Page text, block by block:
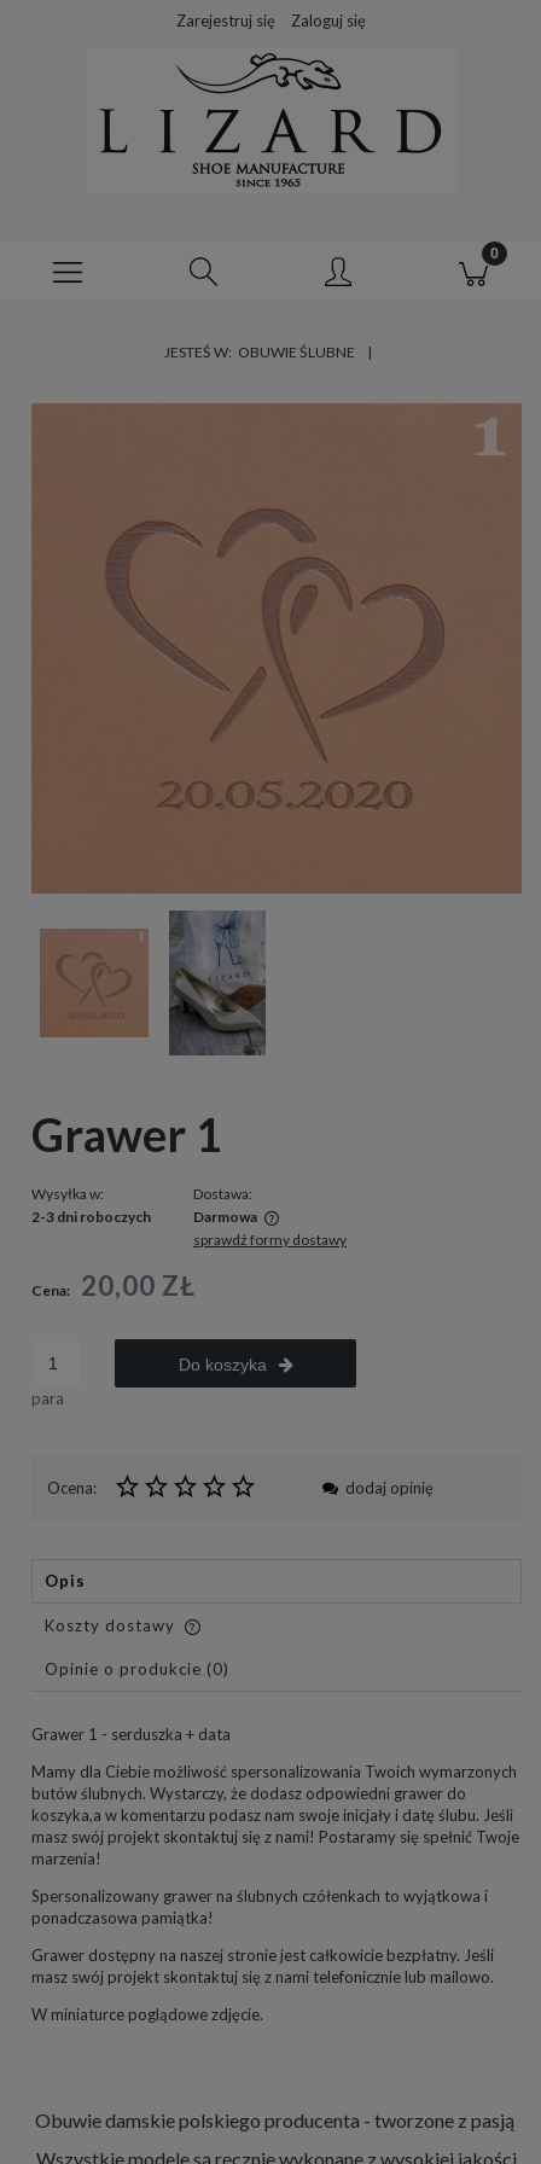
Zarejestruj się Zaloguj się
JESTEŚ W: OBUWIE ŚLUBNE
Grawer 1
Wysyłka w:
2-3 dni roboczych
Dostawa:
Darmowa
Cena nie zawiera ewentualnych kosztów płatności
sprawdź formy dostawy
Cena: 20,00 ZŁ
para
Do koszyka
Ocena: dodaj opinię
Opis
Koszty dostawy
Cena nie zawiera ewentualnych kosztów płatności
Opinie o produkcie (0)
Grawer 1 - serduszka + data
Mamy dla Ciebie możliwość spersonalizowania Twoich wymarzonych
butów ślubnych. Wystarczy, że dodasz odpowiedni grawer do
koszyka,a w komentarzu podasz nam swoje inicjały i datę ślubu. Jeśli
masz swój projekt skontaktuj się z nami! Postaramy się spełnić Twoje
marzenia!
Spersonalizowany grawer na ślubnych czółenkach to wyjątkowa i
ponadczasowa pamiątka!
Grawer dostępny na naszej stronie jest całkowicie bezpłatny. Jeśli
masz swój projekt skontaktuj się z nami telefonicznie lub mailowo.
W miniaturce poglądowe zdjęcie.
Obuwie damskie polskiego producenta - tworzone z pasją
Wszystkie modele są ręcznie wykonane z wysokiej jakości